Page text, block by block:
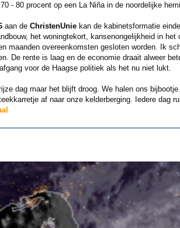
- 80 procent op een La Niña in de noordelijke
aan de ChristenUniekan de kabinetsformatie
het woningtekort, kansenongelijkheid in
maanden overeenkomsten gesloten worden. Ik
De rente is laag en de economie draait alweer
voor de Haagse politiek als het nu niet lukt.
dag maar het blijft droog. We halen ons
af naar onze kelderberging. Iedere dag